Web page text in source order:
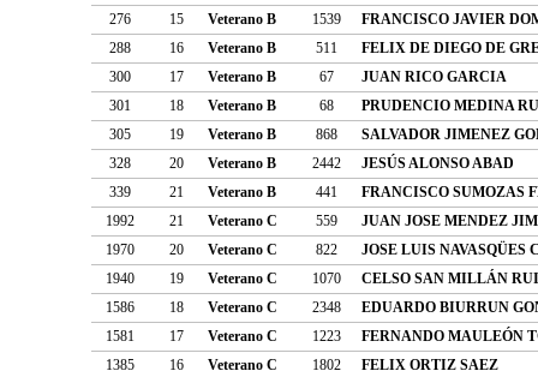
276
15 Veterano B 1539
FRANCISCO JAVIER
288
16 Veterano B 511
FELIX DE DIEGO DE
300
17 Veterano B 67
JUAN RICO GARCIA
301
18 Veterano B 68
PRUDENCIO MEDINA
305
19 Veterano B 868
SALVADOR JIMENEZ
328
20 Veterano B 2442
JESÚS ALONSO ABAD
339
21 Veterano B 441
FRANCISCO SUMOZAS
1992
21 Veterano C 559
JUAN JOSE MENDEZ
1970
20 Veterano C 822
JOSE LUIS NAVASQÜES
1940
19 Veterano C 1070
CELSO SAN MILLÁN
1586
18 Veterano C 2348
EDUARDO BIURRUN
1581
17 Veterano C 1223
FERNANDO MAULEÓN
1385
16 Veterano C 1802
FELIX ORTIZ SAEZ